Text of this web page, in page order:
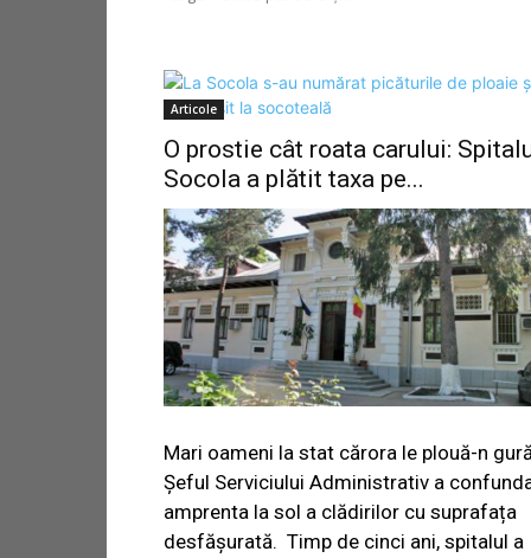
Articole
O prostie cât roata carului:
Socola a plătit taxa pe...
Mari oameni la stat cărora le plouă-n
Șeful Serviciului Administrativ a
amprenta la sol a clădirilor cu suprafața
desfășurată. Timp de cinci ani, spitalul a